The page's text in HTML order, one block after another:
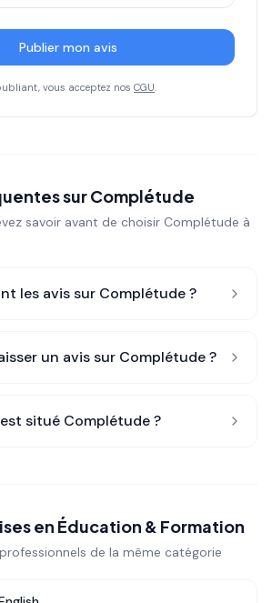
Publier mon avis
vous acceptez nos CGU.
surComplétude
savoir avant de choisir Complétude à
les avis sur Complétude?
un avis sur Complétude?
situé Complétude?
en Éducation & Formation
de la même catégorie